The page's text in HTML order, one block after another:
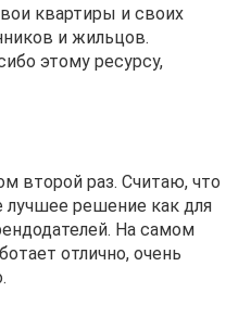
квартиры и своих
и жильцов.
этому ресурсу,
второй раз. Считаю, что
лучшее решение как для
На самом
отлично, очень